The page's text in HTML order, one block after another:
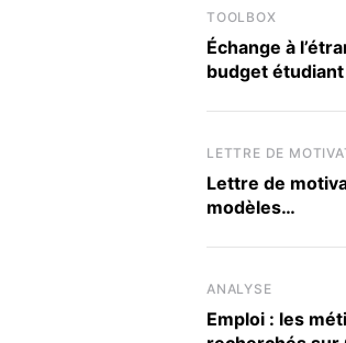
TOOLBOX
Échange à
budget étudiant
LETTRE DE
Lettre de
modèles…
ANALYSE
Emploi : les